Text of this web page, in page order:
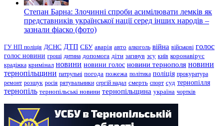
Степан Барна: Злочинні спроби асимілювати лемків як
представників української нації серед інших народів –
зазнали фіаско (фото)
ГУ НП поліція ДСНС ДТП СБУ аварія авто алкоголь війна військові голос
голос новини гроші дитина допомога діти загинув зсу київ коронавірус
крадіжка кримінал новини новини голос новини тернополя новини
тернопільщини патрульні погода пожежа політика поліція прокуратура
ремонт розшук росія рятувальники сергій надал смерть спорт суд тернопілля
тернопіль тернопільські новини тернопільщина україна чортків